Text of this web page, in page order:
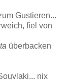
Gustieren...
fiel von
überbacken
nix